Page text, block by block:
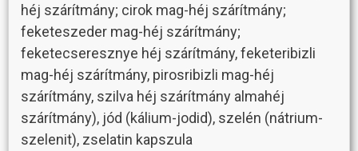
héj szárítmány; cirok mag-héj szárítmány;
feketeszeder mag-héj szárítmány;
feketecseresznye héj szárítmány, feketeribizli
mag-héj szárítmány, pirosribizli mag-héj
szárítmány, szilva héj szárítmány almahéj
szárítmány), jód (kálium-jodid), szelén (nátrium-
szelenit), zselatin kapszula